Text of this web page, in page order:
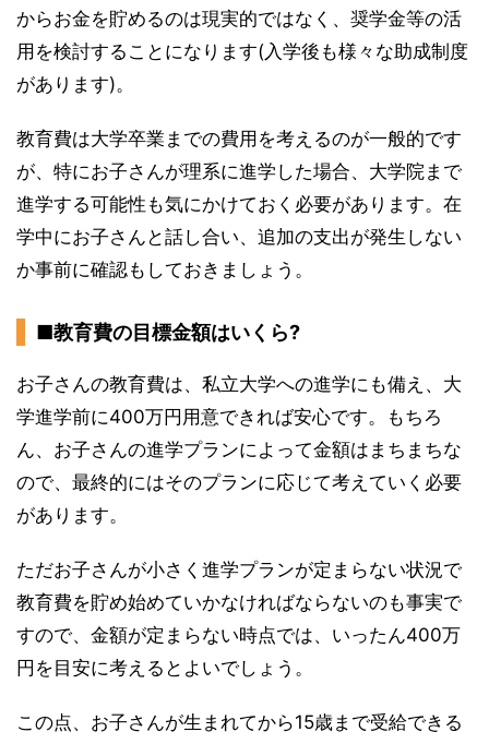
からお金を貯めるのは現実的ではなく、奨学金等の活
用を検討することになります(入学後も様々な助成制度
があります)。
教育費は大学卒業までの費用を考えるのが一般的です
が、特にお子さんが理系に進学した場合、大学院まで
進学する可能性も気にかけておく必要があります。在
学中にお子さんと話し合い、追加の支出が発生しない
か事前に確認もしておきましょう。
■教育費の目標金額はいくら?
お子さんの教育費は、私立大学への進学にも備え、大
学進学前に400万円用意できれば安心です。もちろ
ん、お子さんの進学プランによって金額はまちまちな
ので、最終的にはそのプランに応じて考えていく必要
があります。
ただお子さんが小さく進学プランが定まらない状況で
教育費を貯め始めていかなければならないのも事実で
すので、金額が定まらない時点では、いったん400万
円を目安に考えるとよいでしょう。
この点、お子さんが生まれてから15歳まで受給できる